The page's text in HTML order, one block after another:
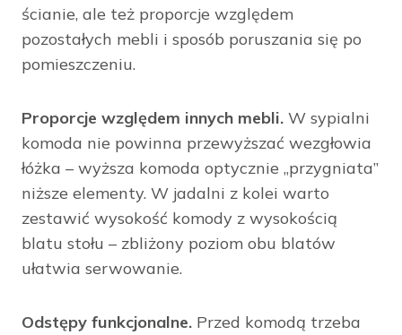
ścianie, ale też proporcje względem
pozostałych mebli i sposób poruszania się po
pomieszczeniu.
Proporcje względem innych mebli. W sypialni
komoda nie powinna przewyższać wezgłowia
łóżka – wyższa komoda optycznie „przygniata”
niższe elementy. W jadalni z kolei warto
zestawić wysokość komody z wysokością
blatu stołu – zbliżony poziom obu blatów
ułatwia serwowanie.
Odstępy funkcjonalne. Przed komodą trzeba